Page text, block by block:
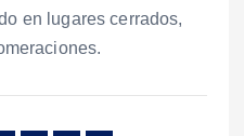
en lugares cerrados,